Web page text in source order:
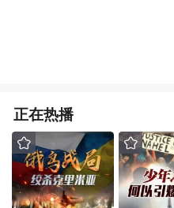
正在热播